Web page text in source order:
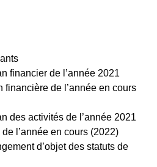
financier de l’année 2021
financière de l’année en cours
des activités de l’année 2021
l’année en cours (2022)
d’objet des statuts de